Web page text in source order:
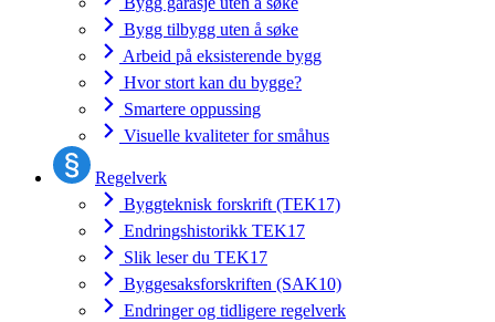
Bygg tilbygg uten å søke
Arbeid på eksisterende bygg
Hvor stort kan du bygge?
Smartere oppussing
Visuelle kvaliteter for småhus
Regelverk
Byggteknisk forskrift (TEK17)
Endringshistorikk TEK17
Slik leser du TEK17
Byggesaksforskriften (SAK10)
Endringer og tidligere regelverk